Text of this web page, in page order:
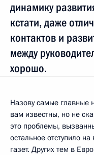
динамику
кстати, даже
контактов и
между
хорошо.
Назову самые главные
вам известны, но не
это проблемы,
остальное отступило
газет. Других тем в